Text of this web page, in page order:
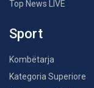
Top News LIVE
Sport
Kombëtarja
Kategoria Superiore